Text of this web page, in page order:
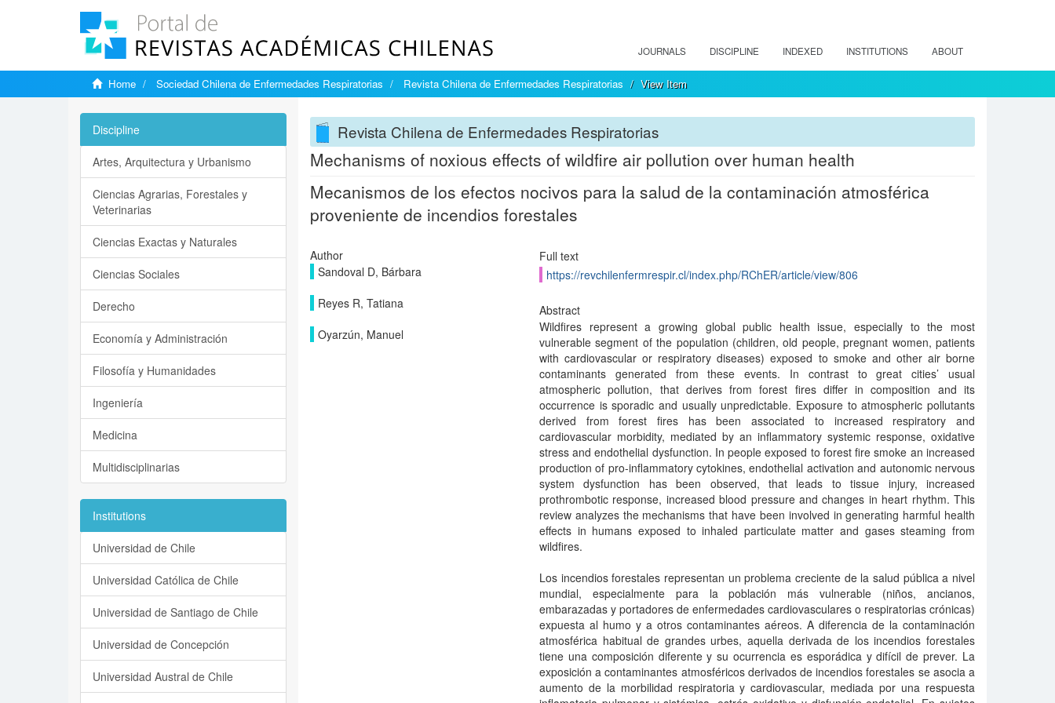
JOURNALS DISCIPLINE INDEXED INSTITUTIONS ABOUT
Home Sociedad Chilena de Enfermedades Respiratorias Revista Chilena de Enfermedades Respiratorias View Item
Revista Chilena de Enfermedades Respiratorias
Mechanisms of noxious effects of wildfire air pollution over human health
Mecanismos de los efectos nocivos para la salud de la contaminación atmosférica
proveniente de incendios forestales
Author
Sandoval D, Bárbara
Reyes R, Tatiana
Oyarzún, Manuel
Full text
https://revchilenfermrespir.cl/index.php/RChER/article/view/806
Abstract
Wildfires represent a growing global public health issue, especially to the most
vulnerable segment of the population (children, old people, pregnant women, patients
with cardiovascular or respiratory diseases) exposed to smoke and other air borne
contaminants generated from these events. In contrast to great cities’ usual
atmospheric pollution, that derives from forest fires differ in composition and its
occurrence is sporadic and usually unpredictable. Exposure to atmospheric pollutants
derived from forest fires has been associated to increased respiratory and
cardiovascular morbidity, mediated by an inflammatory systemic response, oxidative
stress and endothelial dysfunction. In people exposed to forest fire smoke an increased
production of pro-inflammatory cytokines, endothelial activation and autonomic nervous
system dysfunction has been observed, that leads to tissue injury, increased
prothrombotic response, increased blood pressure and changes in heart rhythm. This
review analyzes the mechanisms that have been involved in generating harmful health
effects in humans exposed to inhaled particulate matter and gases steaming from
wildfires.
Los incendios forestales representan un problema creciente de la salud pública a nivel
mundial, especialmente para la población más vulnerable (niños, ancianos,
embarazadas y portadores de enfermedades cardiovasculares o respiratorias crónicas)
expuesta al humo y a otros contaminantes aéreos. A diferencia de la contaminación
atmosférica habitual de grandes urbes, aquella derivada de los incendios forestales
tiene una composición diferente y su ocurrencia es esporádica y difícil de prever. La
exposición a contaminantes atmosféricos derivados de incendios forestales se asocia a
aumento de la morbilidad respiratoria y cardiovascular, mediada por una respuesta
Discipline
Artes, Arquitectura y Urbanismo
Ciencias Agrarias, Forestales y
Veterinarias
Ciencias Exactas y Naturales
Ciencias Sociales
Derecho
Economía y Administración
Filosofía y Humanidades
Ingeniería
Medicina
Multidisciplinarias
Institutions
Universidad de Chile
Universidad Católica de Chile
Universidad de Santiago de Chile
Universidad de Concepción
Universidad Austral de Chile